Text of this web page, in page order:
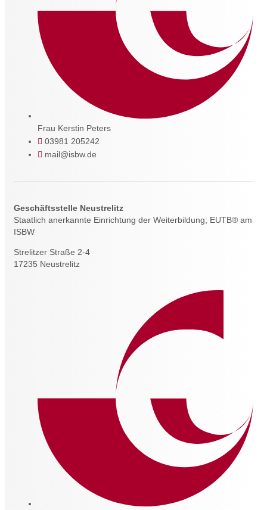
Frau Kerstin Peters
03981 205242
mail@isbw.de
Geschäftsstelle Neustrelitz
Staatlich anerkannte Einrichtung der Weiterbildung; EUTB® am
ISBW
Strelitzer Straße 2-4
17235 Neustrelitz